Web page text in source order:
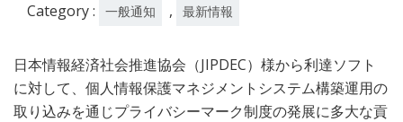
Category : 一般通知 , 最新情報
日本情報経済社会推進協会（JIPDEC）様から利達ソフト
に対して、個人情報保護マネジメントシステム構築運用の
取り込みを通じプライバシーマーク制度の発展に多大な貢